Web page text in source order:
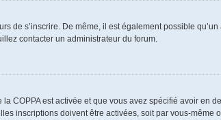
de s’inscrire. De même, il est également possible
contacter un administrateur du forum.
COPPA est activée et que vous avez spécifié avoir en
inscriptions doivent être activées, soit par vous-même